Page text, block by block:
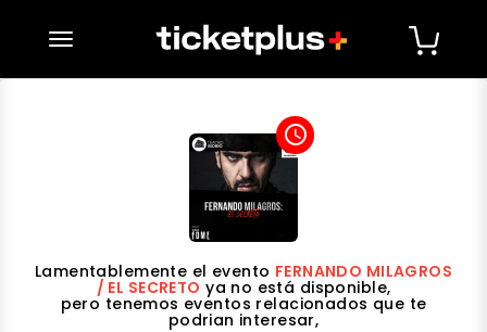
desplegar navegación
access_time
Lamentablemente el evento FERNANDO MILAGROS
/ EL SECRETO ya no está disponible,
pero tenemos eventos relacionados que te
podrian interesar,